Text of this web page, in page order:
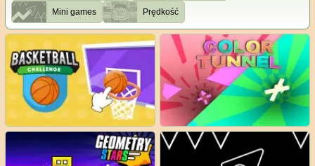
Mini games Prędkość